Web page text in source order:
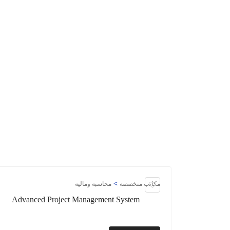
مكاتب متخصصة > محاسبة وماليه
Advanced Project Management System